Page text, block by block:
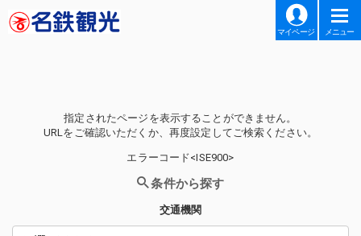
マイページ メニュー
指定されたページを表示することができません。
URLをご確認いただくか、再度設定してご検索ください。
エラーコード<ISE900>
条件から探す
交通機関